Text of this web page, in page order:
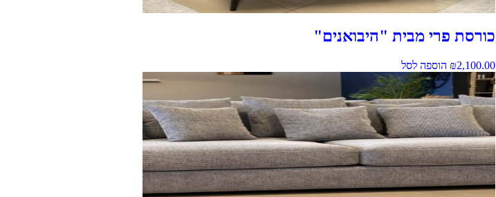
כורסת פרי מבית "היבואנים"
₪2,100.00 הוספה לסל